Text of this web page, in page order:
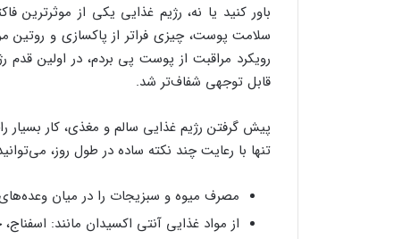
باور کنید یا نه، رژیم غذایی یکی از
سلامت پوست، چیزی فراتر از پاکسازی و روتین
رویکرد مراقبت از پوست پی بردم، در اولین
قابل توجهی شفاف‌تر شد.
پیش گرفتن رژیم غذایی سالم و مغذی، کار بسیار
تنها با رعایت چند نکته ساده در طول روز،
مصرف میوه و سبزیجات را در میان
از مواد غذایی آنتی اکسیدان مانند: